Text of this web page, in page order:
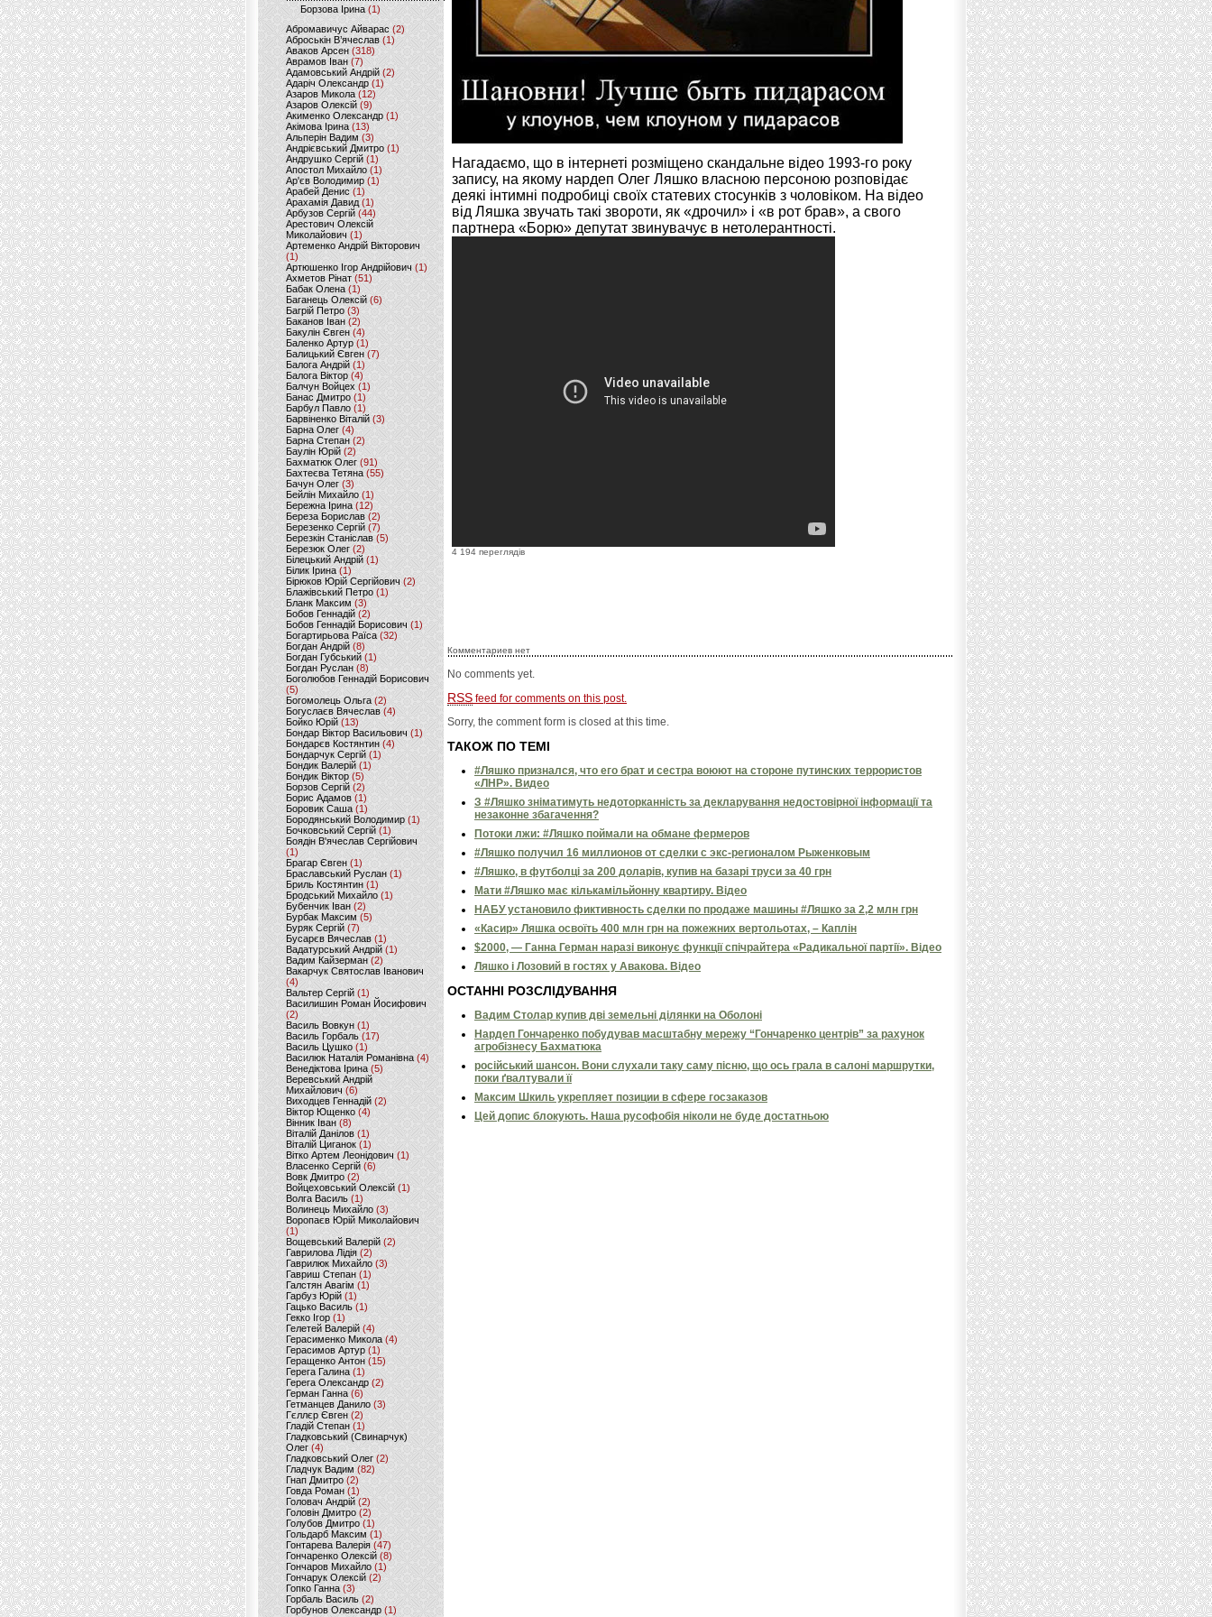
Борзова Ірина(1)
Абромавичус Айварас (2)
Аброськін В’ячеслав(1)
Аваков Арсен (318)
Аврамов Іван (7)
Адамовський Андрій(2)
Адаріч Олександр (1)
Азаров Микола (12)
Азаров Олексій (9)
Акименко Олександр(1)
Акімова Ірина(13)
Альперін Вадим (3)
Андрієвський Дмитро(1)
Андрушко Сергій(1)
Апостол Михайло(1)
Ар'єв Володимир (1)
Арабей Денис(1)
Арахамія Давид (1)
Арбузов Сергій (44)
Арестович Олексій
Миколайович(1)
Артеменко Андрій Вікторович
(1)
Артюшенко Ігор Андрійович(1)
Ахметов Рінат(51)
Бабак Олена(1)
Баганець Олексій(6)
Багрій Петро (3)
Баканов Іван(2)
Бакулін Євген (4)
Баленко Артур(1)
Балицький Євген(7)
Балога Андрій (1)
Балога Віктор (4)
Балчун Войцех (1)
Банас Дмитро (1)
Барбул Павло(1)
Барвіненко Віталій(3)
Барна Олег (4)
Барна Степан (2)
Баулін Юрій (2)
Бахматюк Олег (91)
Бахтеєва Тетяна(55)
Бачун Олег (3)
Бейлін Михайло (1)
Бережна Ірина(12)
Береза Борислав(2)
Березенко Сергій (7)
Березкін Станіслав (5)
Березюк Олег(2)
Білецький Андрій (1)
Білик Ірина (1)
Бірюков Юрій Сергійович (2)
Блажівський Петро (1)
Бланк Максим(3)
Бобов Геннадій (2)
Бобов Геннадій Борисович (1)
Богартирьова Раїса (32)
Богдан Андрій(8)
Богдан Губський (1)
Богдан Руслан(8)
Боголюбов Геннадій Борисович
(5)
Богомолець Ольга (2)
Богуслаєв Вячеслав (4)
Бойко Юрій (13)
Бондар Віктор Васильович (1)
Бондарєв Костянтин (4)
Бондарчук Сергій(1)
Бондик Валерій (1)
Бондик Віктор(5)
Борзов Сергiй (2)
Борис Адамов(1)
Боровик Саша (1)
Бородянський Володимир (1)
Бочковський Сергій (1)
Боядін В'ячеслав Сергійович
(1)
Брагар Євген (1)
Браславський Руслан (1)
Бриль Костянтин (1)
Бродський Михайло (1)
Бубенчик Іван(2)
Бурбак Максим (5)
Буряк Сергій (7)
Бусарєв Вячеслав (1)
Вадатурський Андрій (1)
Вадим Кайзерман (2)
Вакарчук Святослав Іванович
(4)
Вальтер Сергій (1)
Василишин Роман Йосифович
(2)
Василь Вовкун (1)
Василь Горбаль (17)
Василь Цушко (1)
Василюк Наталія Романівна (4)
Венедіктова Ірина(5)
Веревський Андрій
Михайлович (6)
Виходцев Геннадій (2)
Віктор Ющенко (4)
Вінник Іван (8)
Віталій Данілов (1)
Віталій Циганок (1)
Вітко Артем Леонідович(1)
Власенко Сергій (6)
Вовк Дмитро(2)
Войцеховський Олексій(1)
Волга Василь (1)
Волинець Михайло (3)
Воропаєв Юрій Миколайович
(1)
Вощевський Валерій(2)
Гаврилова Лідія (2)
Гаврилюк Михайло (3)
Гавриш Степан (1)
Галстян Авагім (1)
Гарбуз Юрій (1)
Гацько Василь (1)
Гекко Ігор(1)
Гелетей Валерій (4)
Герасименко Микола (4)
Герасимов Артур (1)
Геращенко Антон(15)
Герега Галина (1)
Герега Олександр (2)
Герман Ганна (6)
Гетманцев Данило (3)
Гєллєр Євген (2)
Гладій Степан(1)
Гладковський (Свинарчук)
Олег (4)
Гладковський Олег (2)
Гладчук Вадим (82)
Гнап Дмитро (2)
Говда Роман(1)
Головач Андрій (2)
Головін Дмитро (2)
Голубов Дмитро (1)
Гольдарб Максим(1)
Гонтарева Валерія (47)
Гончаренко Олексій(8)
Гончаров Михайло (1)
Гончарук Олексій (2)
Гопко Ганна (3)
Горбаль Василь (2)
Горбунов Олександр (1)
Нагадаємо, що в інтернеті розміщено скандальне відео 1993-го року
запису, на якому нардеп Олег Ляшко власною персоною розповідає
деякі інтимні подробиці своїх статевих стосунків з чоловіком. На відео
від Ляшка звучать такі звороти, як «дрочил» і «в рот брав», а свого
партнера «Борю» депутат звинувачує в нетолерантності.
4 194 переглядів
Комментариев нет
No comments yet.
RSS feed for comments on this post.
Sorry, the comment form is closed at this time.
ТАКОЖ ПО ТЕМІ
#Ляшко признался, что его брат и сестра воюют на стороне путинских террористов
«ЛНР». Видео
З #Ляшко зніматимуть недоторканність за декларування недостовірної інформації та
незаконне збагачення?
Потоки лжи: #Ляшко поймали на обмане фермеров
#Ляшко получил 16 миллионов от сделки с экс-регионалом Рыженковым
#Ляшко, в футболці за 200 доларів, купив на базарі труси за 40 грн
Мати #Ляшко має кількамільйонну квартиру. Відео
НАБУ установило фиктивность сделки по продаже машины #Ляшко за 2,2 млн грн
«Касир» Ляшка освоїть 400 млн грн на пожежних вертольотах, – Каплін
$2000, — Ганна Герман наразі виконує функції спічрайтера «Радикальної партії». Відео
Ляшко і Лозовий в гостях у Авакова. Відео
ОСТАННІ РОЗСЛІДУВАННЯ
Вадим Столар купив дві земельні ділянки на Оболоні
Нардеп Гончаренко побудував масштабну мережу “Гончаренко центрів” за рахунок
агробізнесу Бахматюка
російський шансон. Вони слухали таку саму пісню, що ось грала в салоні маршрутки,
поки ґвалтували її
Максим Шкиль укрепляет позиции в сфере госзаказов
Цей допис блокують. Наша русофобія ніколи не буде достатньою